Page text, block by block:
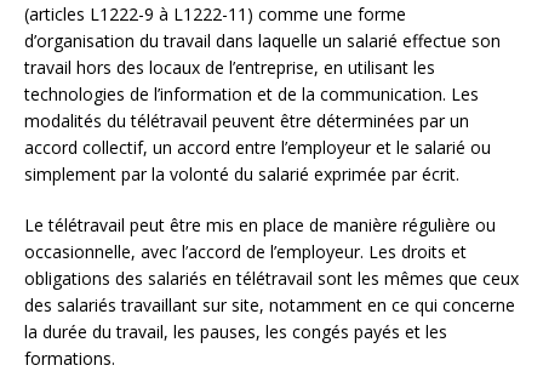
(articles L1222-9 à L1222-11) comme une forme
d’organisation du travail dans laquelle un salarié effectue son
travail hors des locaux de l’entreprise, en utilisant les
technologies de l’information et de la communication. Les
modalités du télétravail peuvent être déterminées par un
accord collectif, un accord entre l’employeur et le salarié ou
simplement par la volonté du salarié exprimée par écrit.
Le télétravail peut être mis en place de manière régulière ou
occasionnelle, avec l’accord de l’employeur. Les droits et
obligations des salariés en télétravail sont les mêmes que ceux
des salariés travaillant sur site, notamment en ce qui concerne
la durée du travail, les pauses, les congés payés et les
formations.